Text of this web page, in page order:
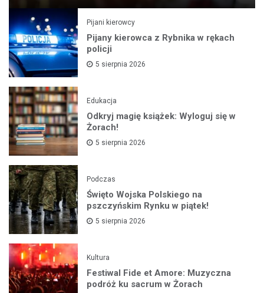
Pijani kierowcy
Pijany kierowca z Rybnika w rękach
policji
5 sierpnia 2026
Edukacja
Odkryj magię książek: Wyloguj się w
Żorach!
5 sierpnia 2026
Podczas
Święto Wojska Polskiego na
pszczyńskim Rynku w piątek!
5 sierpnia 2026
Kultura
Festiwal Fide et Amore: Muzyczna
podróż ku sacrum w Żorach